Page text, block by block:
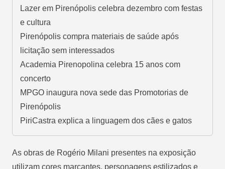
Lazer em Pirenópolis celebra dezembro com festas
e cultura
Pirenópolis compra materiais de saúde após
licitação sem interessados
Academia Pirenopolina celebra 15 anos com
concerto
MPGO inaugura nova sede das Promotorias de
Pirenópolis
PiriCastra explica a linguagem dos cães e gatos
As obras de Rogério Milani presentes na exposição
utilizam cores marcantes, personagens estilizados e